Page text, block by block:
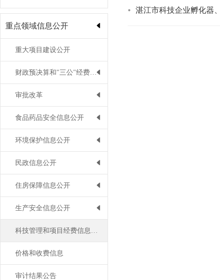
重点领域信息公开
重大项目建设公开
财政预决算和"三公"经费公开
审批改革
食品药品安全信息公开
环境保护信息公开
民政信息公开
住房保障信息公开
生产安全信息公开
科技管理和项目经费信息公开
价格和收费信息
审计结果公告
湛江市科技企业孵化器